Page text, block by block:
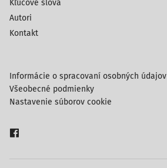
Kľúčové slová
Autori
Kontakt
Informácie o spracovaní osobných údajov
Všeobecné podmienky
Nastavenie súborov cookie